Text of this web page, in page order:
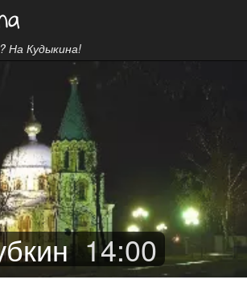
На Кудыкина!
14:00